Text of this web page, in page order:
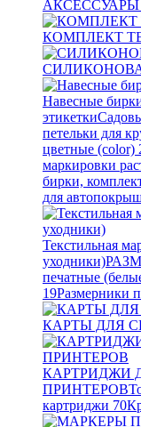
КОМПЛЕКТ
Навесные
этикетки
петельки для
цветные (color)
маркировки
бирки,
для
Текстильная
уходники)
печатные
19Размерники
КАРТЫ ДЛЯ
КАРТРИДЖИ
ПРИНТЕРОВ
картриджи 70